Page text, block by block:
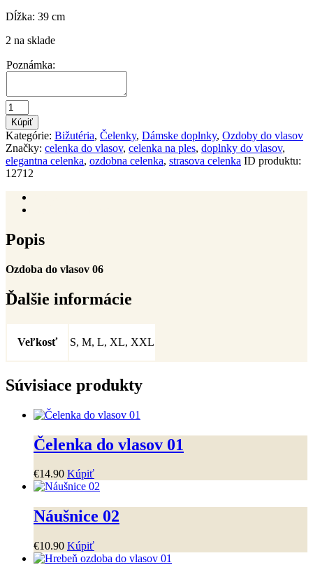
Dĺžka: 39 cm
2 na sklade
Poznámka:
množstvo
Ozdoba
do
vlasov
06
Kúpiť
Kategórie: Bižutéria, Čelenky, Dámske doplnky, Ozdoby do vlasov
Značky: celenka do vlasov, celenka na ples, doplnky do vlasov,
elegantna celenka, ozdobna celenka, strasova celenka ID produktu:
12712
Popis
Ozdoba do vlasov 06
Ďalšie informácie
Veľkosť S, M, L, XL, XXL
Súvisiace produkty
Čelenka do vlasov 01
€14.90 Kúpiť
Náušnice 02
€10.90 Kúpiť